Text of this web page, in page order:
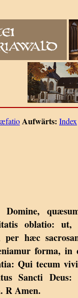
Aufwärts: Index
oblatio: ut,
per hæc
forma, in
Qui tecum
Sancti Deus:
R Amen.